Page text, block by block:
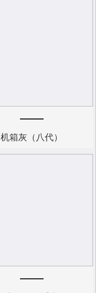
机箱灰（八代）